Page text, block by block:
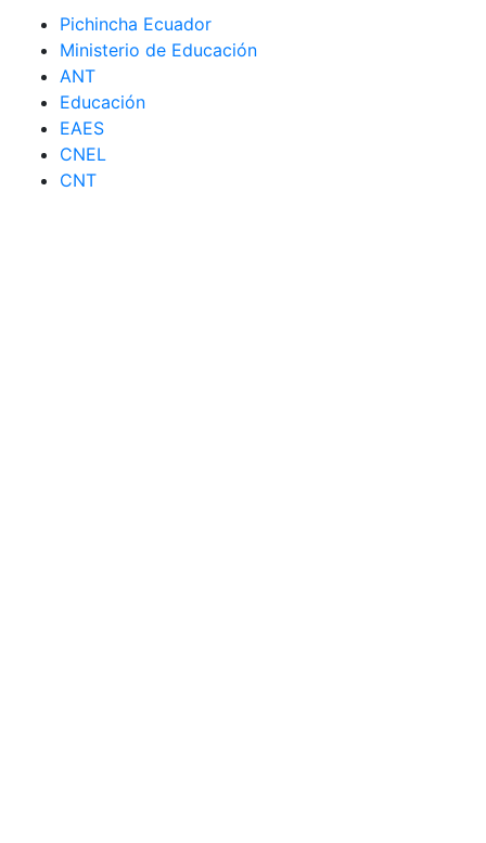
Pichincha Ecuador
Ministerio de Educación
ANT
Educación
EAES
CNEL
CNT